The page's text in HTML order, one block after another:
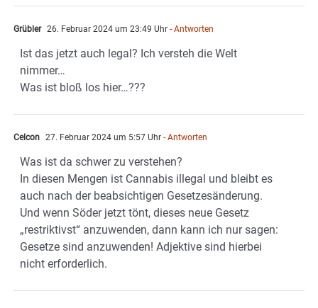
Grübler 26. Februar 2024 um 23:49 Uhr - Antworten
Ist das jetzt auch legal? Ich versteh die Welt
nimmer…
Was ist bloß los hier…???
Celcon 27. Februar 2024 um 5:57 Uhr - Antworten
Was ist da schwer zu verstehen?
In diesen Mengen ist Cannabis illegal und bleibt es
auch nach der beabsichtigen Gesetzesänderung.
Und wenn Söder jetzt tönt, dieses neue Gesetz
„restriktivst“ anzuwenden, dann kann ich nur sagen:
Gesetze sind anzuwenden! Adjektive sind hierbei
nicht erforderlich.